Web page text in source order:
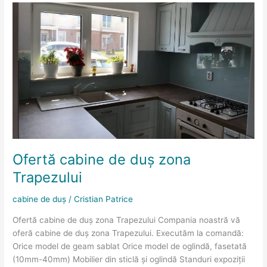
Ofertă cabine de duș zona
Trapezului
cabine de duș /Cristian Patrice
Ofertă cabine de duș zona Trapezului Compania noastră vă
oferă cabine de duș zona Trapezului. Executăm la comandă:
Orice model de geam sablat Orice model de oglindă, fasetată
(10mm-40mm) Mobilier din sticlă și oglindă Standuri expoziții
Ofertă
zona
Trapezului